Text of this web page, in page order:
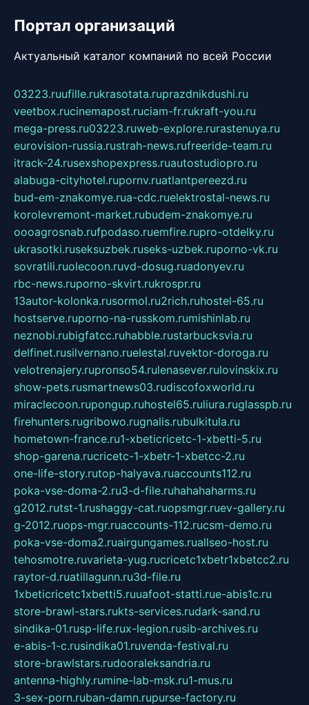
Портал организаций
Актуальный каталог компаний по всей России
03223.ruufille.rukrasotata.ruprazdnikdushi.ru
veetbox.rucinemapost.ruciam-fr.rukraft-you.ru
mega-press.ru03223.ruweb-explore.rurastenuya.ru
eurovision-russia.rustrah-news.rufreeride-team.ru
itrack-24.rusexshopexpress.ruautostudiopro.ru
alabuga-cityhotel.rupornv.ruatlantpereezd.ru
bud-em-znakomye.rua-cdc.ruelektrostal-news.ru
korolevremont-market.rubudem-znakomye.ru
oooagrosnab.rufpodaso.ruemfire.rupro-otdelky.ru
ukrasotki.ruseksuzbek.ruseks-uzbek.ruporno-vk.ru
sovratili.ruolecoon.ruvd-dosug.ruadonyev.ru
rbc-news.ruporno-skvirt.rukrospr.ru
13autor-kolonka.rusormol.ru2rich.ruhostel-65.ru
hostserve.ruporno-na-russkom.rumishinlab.ru
neznobi.rubigfatcc.ruhabble.rustarbucksvia.ru
delfinet.rusilvernano.ruelestal.ruvektor-doroga.ru
velotrenajery.rupronso54.rulenasever.rulovinskix.ru
show-pets.rusmartnews03.rudiscofoxworld.ru
miraclecoon.rupongup.ruhostel65.ruliura.ruglasspb.ru
firehunters.rugribowo.rugnalis.rubulkitula.ru
hometown-france.ru1-xbeticricetc-1-xbetti-5.ru
shop-garena.rucricetc-1-xbetr-1-xbetcc-2.ru
one-life-story.rutop-halyava.ruaccounts112.ru
poka-vse-doma-2.ru3-d-file.ruhahahaharms.ru
g2012.rutst-1.rushaggy-cat.ruopsmgr.ruev-gallery.ru
g-2012.ruops-mgr.ruaccounts-112.rucsm-demo.ru
poka-vse-doma2.ruairgungames.ruallseo-host.ru
tehosmotre.ruvarieta-yug.rucricetc1xbetr1xbetcc2.ru
raytor-d.ruatillagunn.ru3d-file.ru
1xbeticricetc1xbetti5.ruuafoot-statti.rue-abis1c.ru
store-brawl-stars.rukts-services.rudark-sand.ru
sindika-01.rusp-life.rux-legion.rusib-archives.ru
e-abis-1-c.rusindika01.ruvenda-festival.ru
store-brawlstars.rudooraleksandria.ru
antenna-highly.rumine-lab-msk.ru1-mus.ru
3-sex-porn.ruban-damn.rupurse-factory.ru